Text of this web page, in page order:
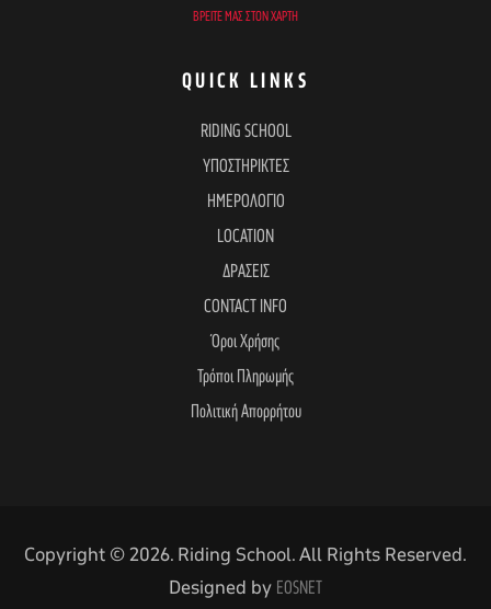
ΒΡΕΊΤΕ ΜΑΣ ΣΤΟΝ ΧΆΡΤΗ
QUICK LINKS
RIDING SCHOOL
ΥΠΟΣΤΗΡΙΚΤΕΣ
ΗΜΕΡΟΛΟΓΙΟ
LOCATION
ΔΡΑΣΕΙΣ
CONTACT INFO
Όροι Χρήσης
Τρόποι Πληρωμής
Πολιτική Απορρήτου
Copyright © 2026. Riding School. All Rights Reserved.
Designed by EOSNET